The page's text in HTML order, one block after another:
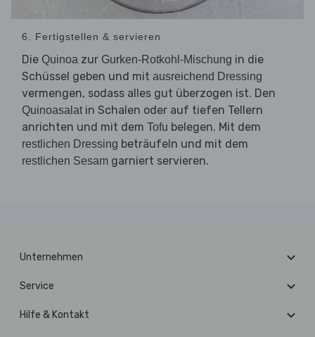
6. Fertigstellen & servieren
Die Quinoa zur Gurken-Rotkohl-Mischung in die
Schüssel geben und mit ausreichend Dressing
vermengen, sodass alles gut überzogen ist. Den
Quinoasalatin Schalen oder auf tiefen Tellern
anrichten und mit dem Tofu belegen. Mit dem
restlichen Dressing beträufeln und mit dem
restlichen Sesam garniert servieren.
Unternehmen
Service
Hilfe & Kontakt